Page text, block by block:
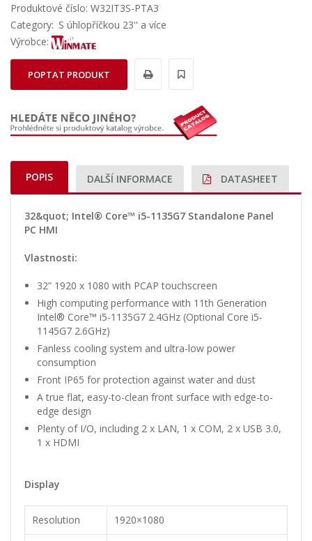
Produktové číslo: W32IT3S-PTA3
Category: S úhlopříčkou 23'' a více
Výrobce:
POPTAT PRODUKT
POPIS DALŠÍ INFORMACE DATASHEET
32&quot; Intel® Core™ i5-1135G7 Standalone Panel
PC HMI
Vlastnosti:
32” 1920 x 1080 with PCAP touchscreen
High computing performance with 11th Generation
Intel® Core™ i5-1135G7 2.4GHz (Optional Core i5-
1145G7 2.6GHz)
Fanless cooling system and ultra-low power
consumption
Front IP65 for protection against water and dust
A true flat, easy-to-clean front surface with edge-to-
edge design
Plenty of I/O, including 2 x LAN, 1 x COM, 2 x USB 3.0,
1 x HDMI
Display
Resolution 1920×1080